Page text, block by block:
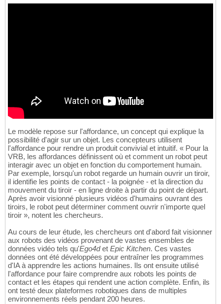
Le modèle repose sur l'affordance, un concept qui explique la
possibilité d'agir sur un objet. Les concepteurs utilisent
l'affordance pour rendre un produit convivial et intuitif. « Pour la
VRB, les affordances définissent où et comment un robot peut
interagir avec un objet en fonction du comportement humain.
Par exemple, lorsqu'un robot regarde un humain ouvrir un tiroir,
il identifie les points de contact - la poignée - et la direction du
mouvement du tiroir - en ligne droite à partir du point de départ.
Après avoir visionné plusieurs vidéos d'humains ouvrant des
tiroirs, le robot peut déterminer comment ouvrir n'importe quel
tiroir », notent les chercheurs.
Au cours de leur étude, les chercheurs ont d'abord fait visionner
aux robots des vidéos provenant de vastes ensembles de
données vidéo tels qu'Ego4det Epic Kitchen. Ces vastes
données ont été développées pour entraîner les programmes
d'IA à apprendre les actions humaines. Ils ont ensuite utilisé
l'affordance pour faire comprendre aux robots les points de
contact et les étapes qui rendent une action complète. Enfin, ils
ont testé deux plateformes robotiques dans de multiples
environnements réels pendant 200 heures.